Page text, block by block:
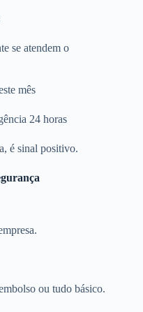
se atendem o
mês
24 horas
é sinal positivo.
ou tudo básico.